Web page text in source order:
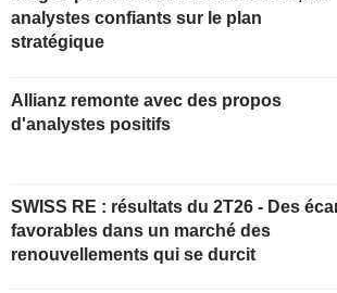
analystes confiants sur le plan
stratégique
Allianz remonte avec des propos
d'analystes positifs
SWISS RE : résultats du 2T26 - Des écarts
favorables dans un marché des
renouvellements qui se durcit